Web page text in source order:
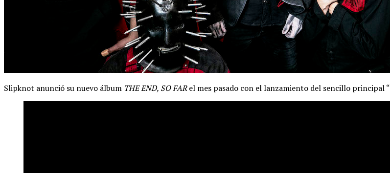
Slipknot anunció su nuevo álbum THE END, SO FARel mes pasado con el lanzamiento del sencillo principal “